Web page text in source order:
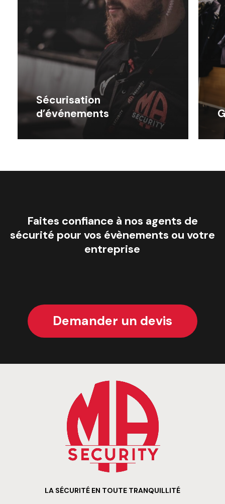
Sécurisation
d’événements
Faites confiance à nos agents de
sécurité pour vos évènements ou votre
entreprise
Demander un devis
LA SÉCURITÉ EN TOUTE TRANQUILLITÉ